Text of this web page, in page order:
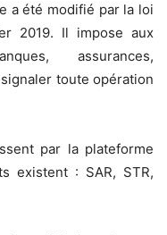
a été modifié par la loi
2019. Il impose aux
assurances,
toute opération
par la plateforme
existent : SAR, STR,